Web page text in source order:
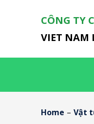
CÔNG TY
VIET NAM
Home – Vật